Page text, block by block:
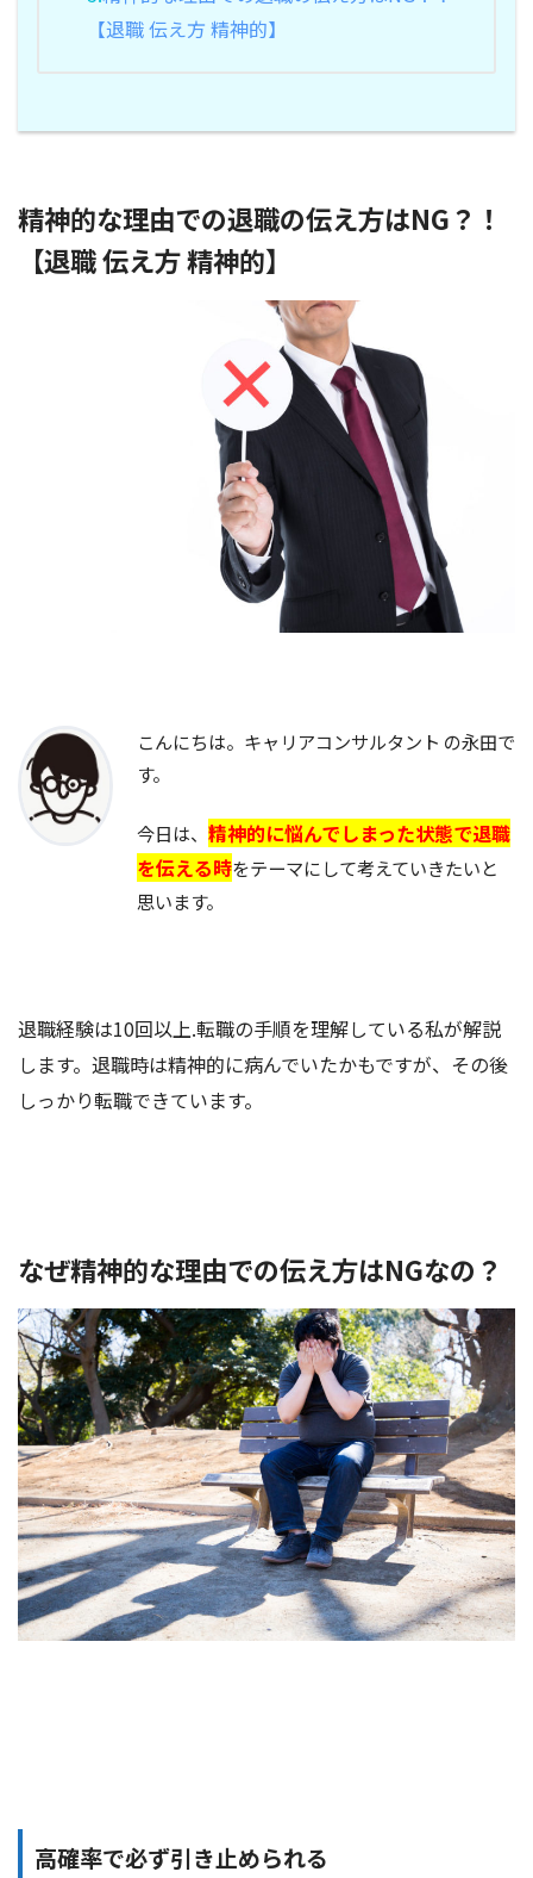
【退職 伝え方 精神的】
精神的な理由での退職の伝え方はNG？！
【退職 伝え方 精神的】
こんにちは。キャリアコンサルタント の永田で
す。
今日は、 精神的に悩んでしまった状態で退職
を伝える時をテーマにして考えていきたいと
思います。
退職経験は10回以上.転職の手順を理解している私が解説
します。退職時は精神的に病んでいたかもですが、その後
しっかり転職できています。
なぜ精神的な理由での伝え方はNGなの？
高確率で必ず引き止められる